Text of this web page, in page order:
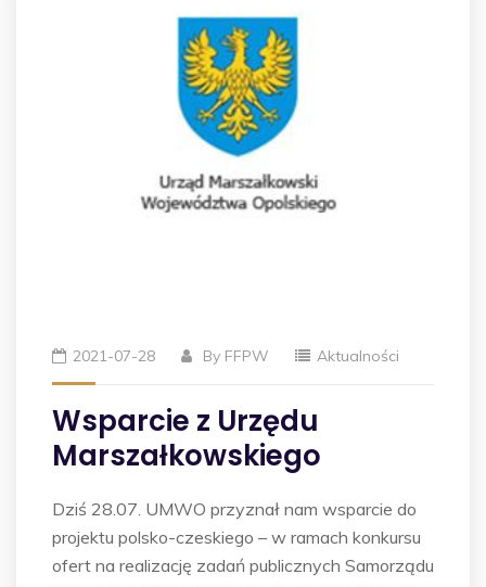
2021-07-28 By FFPW Aktualności
Wsparcie z Urzędu
Marszałkowskiego
Dziś 28.07. UMWO przyznał nam wsparcie do
projektu polsko-czeskiego – w ramach konkursu
ofert na realizację zadań publicznych Samorządu